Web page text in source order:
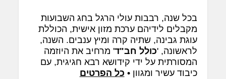
בכל שנה, רבבות עולי הרגל בחג השבועות
מקבלים לידיהם ערכת מזון אישית, הכוללת
עוגת גבינה, שתיה קרה ומיץ ענבים. השנה,
לראשונה, 'כולל חב"ד' מרחיב את היוזמה
המסורתית על ידי קידושא רבא חגיגית, עם
כיבוד עשיר ומגוון • כל הפרטים